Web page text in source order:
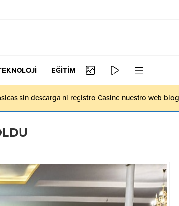
EĞİTİM
sin descarga ni registro Casino nuestro web blog